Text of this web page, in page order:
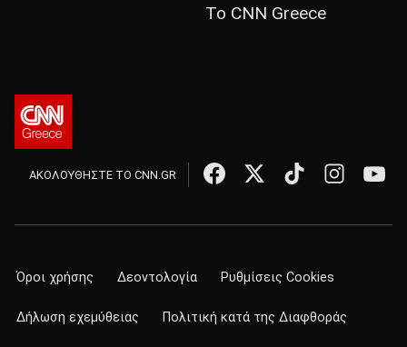
Το CNN Greece
ΑΚΟΛΟΥΘΗΣΤΕ ΤΟ CNN.GR
Όροι χρήσης Δεοντολογία Ρυθμίσεις Cookies
Δήλωση εχεμύθειας Πολιτική κατά της Διαφθοράς